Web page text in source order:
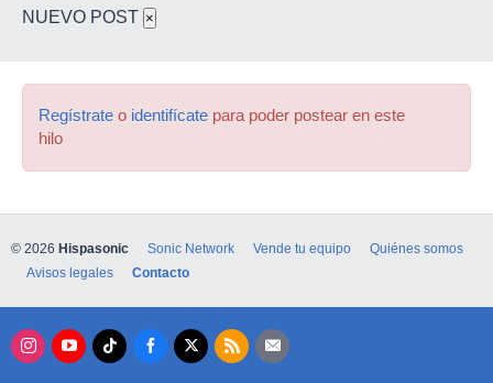
NUEVO POST ×
Regístrate o identifícate para poder postear en este
hilo
© 2026 Hispasonic Sonic Network Vende tu equipo
Quiénes somos
Avisos legales
Contacto